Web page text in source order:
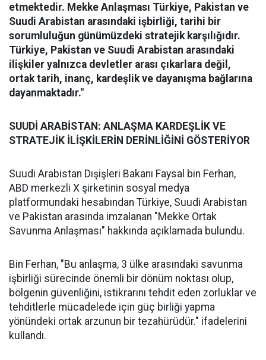
etmektedir. Mekke Anlaşması Türkiye, Pakistan ve
Suudi Arabistan arasındaki işbirliği, tarihi bir
sorumluluğun günümüzdeki stratejik karşılığıdır.
Türkiye, Pakistan ve Suudi Arabistan arasındaki
ilişkiler yalnızca devletler arası çıkarlara değil,
ortak tarih, inanç, kardeşlik ve dayanışma bağlarına
dayanmaktadır."
SUUDİ ARABİSTAN: ANLAŞMA KARDEŞLİK VE
STRATEJİK İLİŞKİLERİN DERİNLİĞİNİ GÖSTERİYOR
Suudi Arabistan Dışişleri Bakanı Faysal bin Ferhan,
ABD merkezli X şirketinin sosyal medya
platformundaki hesabından Türkiye, Suudi Arabistan
ve Pakistan arasında imzalanan "Mekke Ortak
Savunma Anlaşması" hakkında açıklamada bulundu.
Bin Ferhan, "Bu anlaşma, 3 ülke arasındaki savunma
işbirliği sürecinde önemli bir dönüm noktası olup,
bölgenin güvenliğini, istikrarını tehdit eden zorluklar ve
tehditlerle mücadelede için güç birliği yapma
yönündeki ortak arzunun bir tezahürüdür." ifadelerini
kullandı.